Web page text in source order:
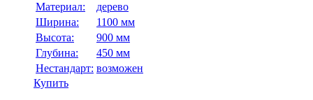
Материал:
дерево
Ширина:
1100 мм
Высота:
900 мм
Глубина:
450 мм
Нестандарт: возможен
Купить